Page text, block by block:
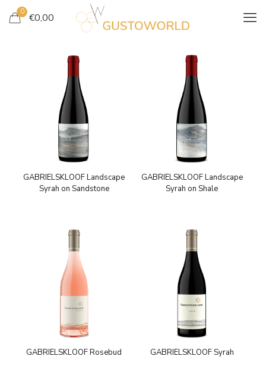
0 €0,00
GABRIELSKLOOF Landscape
Syrah on Sandstone
GABRIELSKLOOF Landscape
Syrah on Shale
GABRIELSKLOOF Rosebud GABRIELSKLOOF Syrah